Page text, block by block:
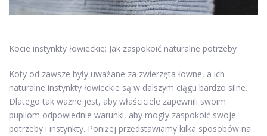
Kocie instynkty łowieckie: Jak zaspokoić naturalne potrzeby
Koty od zawsze były uważane za zwierzęta łowne, a ich
naturalne instynkty łowieckie są w dalszym ciągu bardzo silne.
Dlatego tak ważne jest, aby właściciele zapewnili swoim
pupilom odpowiednie warunki, aby mogły zaspokoić swoje
potrzeby i instynkty. Poniżej przedstawiamy kilka sposobów na